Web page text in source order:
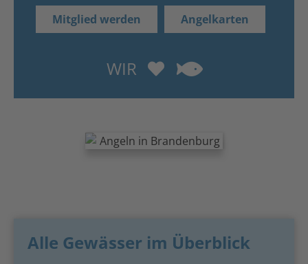
Mitglied werden Angelkarten
WIR
Alle Gewässer im Überblick